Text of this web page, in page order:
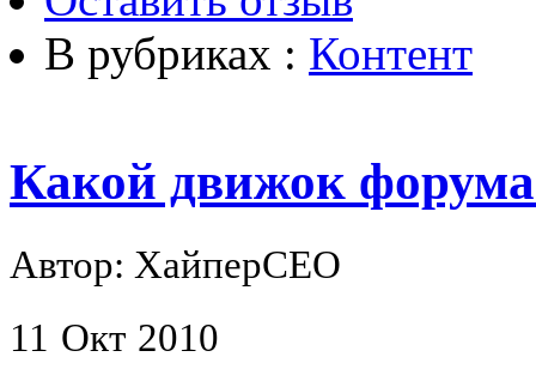
В рубриках : Контент
Какой движок
Автор: ХайперСЕО
11 Окт 2010